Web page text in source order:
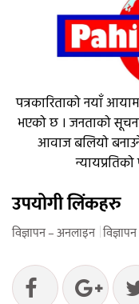
पत्रकारिताको नयाँ
भएको छ । जनताको
आवाज बलियो
उपयोगी लिंकहरु
विज्ञापन – अनलाइन